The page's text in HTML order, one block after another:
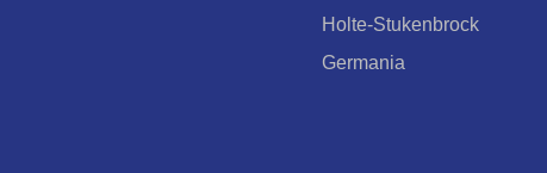
Holte-Stukenbrock
Germania